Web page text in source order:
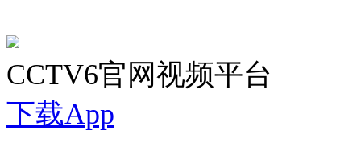
CCTV6官网视频平台
下载App